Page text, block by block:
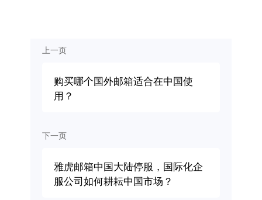
上一页
购买哪个国外邮箱适合在中国使
用？
下一页
雅虎邮箱中国大陆停服，国际化企
服公司如何耕耘中国市场？